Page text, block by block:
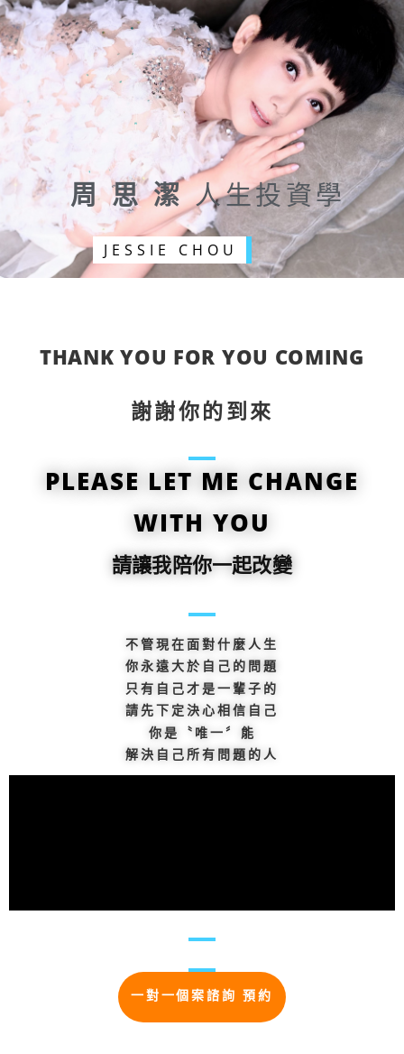
跳
至
主
要
內
容
周 思 潔人生投資學
JESSIE CHOU
THANK YOU FOR YOU COMING
謝謝你的到來
PLEASE LET ME CHANGE
WITH YOU
請讓我陪你一起改變
不管現在面對什麼人生
你永遠大於自己的問題
只有自己才是一輩子的
請先下定決心相信自己
你是〝唯一〞能
解決自己所有問題的人
一對一個案諮詢 預約